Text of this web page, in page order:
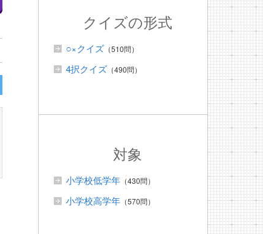
クイズの形式
○×クイズ （510問）
4択クイズ （490問）
対象
小学校低学年 （430問）
小学校高学年 （570問）